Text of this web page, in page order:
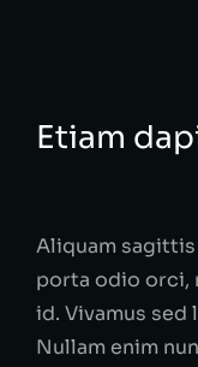
Etiam
Aliquam
porta odio orci,
id. Vivamus sed
Nullam enim